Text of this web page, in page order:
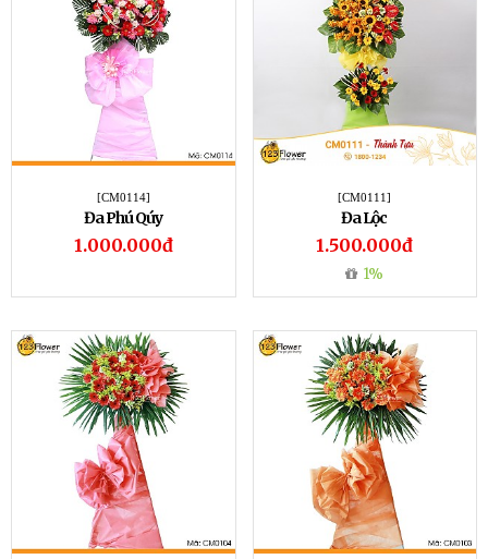
[CM0114]
Đa Phú Qúy
1.000.000đ
[CM0111]
Đa Lộc
1.500.000đ
1%